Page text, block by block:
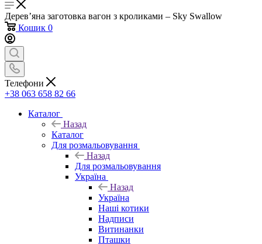
Дерев’яна заготовка вагон з кроликами – Sky Swallow
Кошик 0
Телефони
+38 063 658 82 66
Каталог
Назад
Каталог
Для розмальовування
Назад
Для розмальовування
Україна
Назад
Україна
Наші котики
Надписи
Витинанки
Пташки